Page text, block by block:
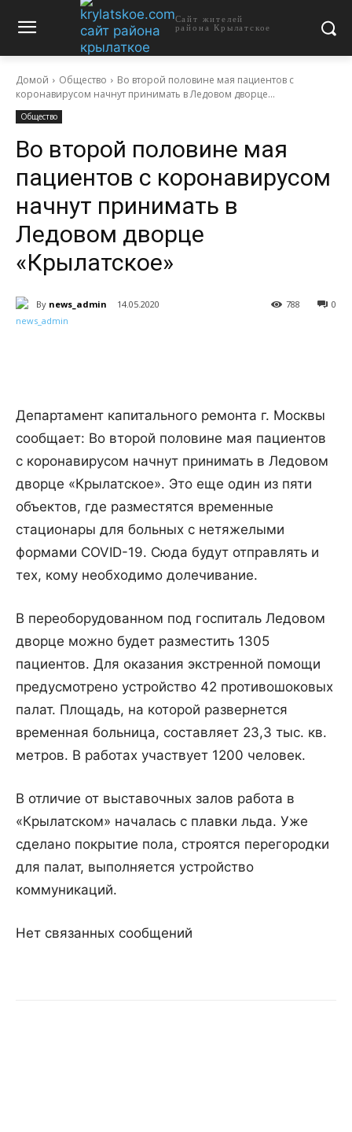
Сайт жителей
района Крылатское
Домой Общество
Во второй половине мая пациентов с
коронавирусом начнут принимать в Ледовом дворце...
Общество
Во второй половине мая
пациентов с коронавирусом
начнут принимать в
Ледовом дворце
«Крылатское»
By news_admin 14.05.2020 0
788
Департамент капитального ремонта г. Москвы
сообщает: Во второй половине мая пациентов
с коронавирусом начнут принимать в Ледовом
дворце «Крылатское». Это еще один из пяти
объектов, где разместятся временные
стационары для больных с нетяжелыми
формами COVID-19. Сюда будут отправлять и
тех, кому необходимо долечивание.
В переоборудованном под госпиталь Ледовом
дворце можно будет разместить 1305
пациентов. Для оказания экстренной помощи
предусмотрено устройство 42 противошоковых
палат. Площадь, на которой развернется
временная больница, составляет 23,3 тыс. кв.
метров. В работах участвует 1200 человек.
В отличие от выставочных залов работа в
«Крылатском» началась с плавки льда. Уже
сделано покрытие пола, строятся перегородки
для палат, выполняется устройство
коммуникаций.
Нет связанных сообщений